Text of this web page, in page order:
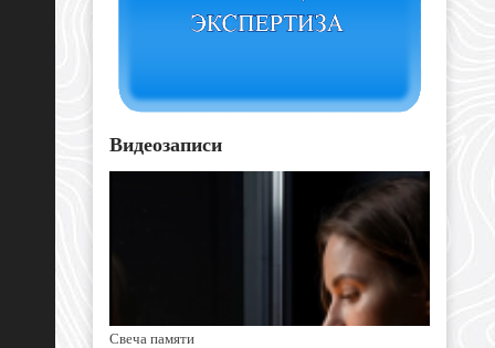
Видеозаписи
Свеча памяти